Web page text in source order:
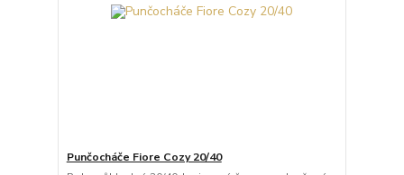
Punčocháče Fiore Cozy 20/40